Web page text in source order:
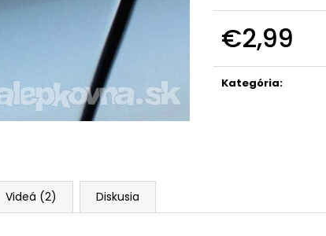
€2,99
cena:
Kategória:
Videá (2) Diskusia